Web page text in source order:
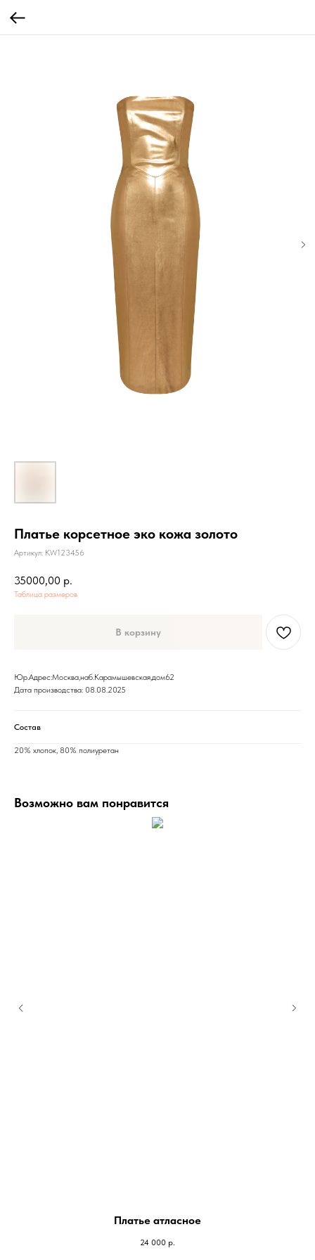
Платье корсетное эко кожа золото
Артикул: KW123456
35000,00 р.
Таблица размеров
В корзину
Юр.Адрес:Москва,наб.Карамышевская,дом62
Дата производства: 08.08.2025
Состав
20% хлопок, 80% полиуретан
Возможно вам понравится
Платье атласное
24 000 р.